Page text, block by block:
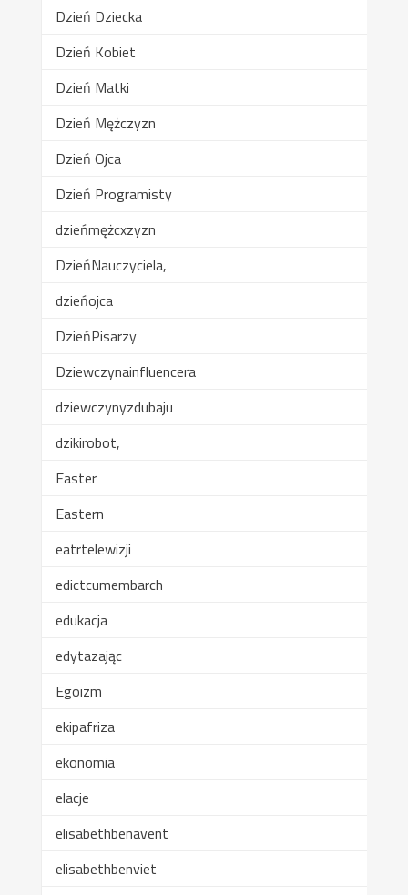
Dzień Dziecka
Dzień Kobiet
Dzień Matki
Dzień Mężczyzn
Dzień Ojca
Dzień Programisty
dzieńmężcxzyzn
DzieńNauczyciela,
dzieńojca
DzieńPisarzy
Dziewczynainfluencera
dziewczynyzdubaju
dzikirobot,
Easter
Eastern
eatrtelewizji
edictcumembarch
edukacja
edytazając
Egoizm
ekipafriza
ekonomia
elacje
elisabethbenavent
elisabethbenviet